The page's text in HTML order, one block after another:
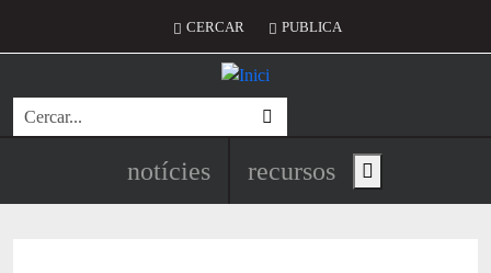
Menú del compte d'usuari
CERCAR PUBLICA
Cerca
Navegació principal de
notícies recursos Show main menu